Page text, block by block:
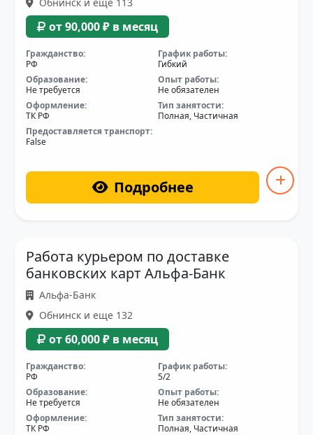
от 90,000 ₽ в месяц
Гражданство:
РФ
График работы:
Гибкий
Образование:
Не требуется
Опыт работы:
Не обязателен
Оформление:
ТК РФ
Тип занятости:
Полная, Частичная
Предоставляется транспорт:
False
Подробнее
Работа курьером по доставке
банковских карт Альфа-Банк
Альфа-Банк
Обнинск и еще 132
от 60,000 ₽ в месяц
Гражданство:
РФ
График работы:
5/2
Образование:
Не требуется
Опыт работы:
Не обязателен
Оформление:
ТК РФ
Тип занятости:
Полная, Частичная